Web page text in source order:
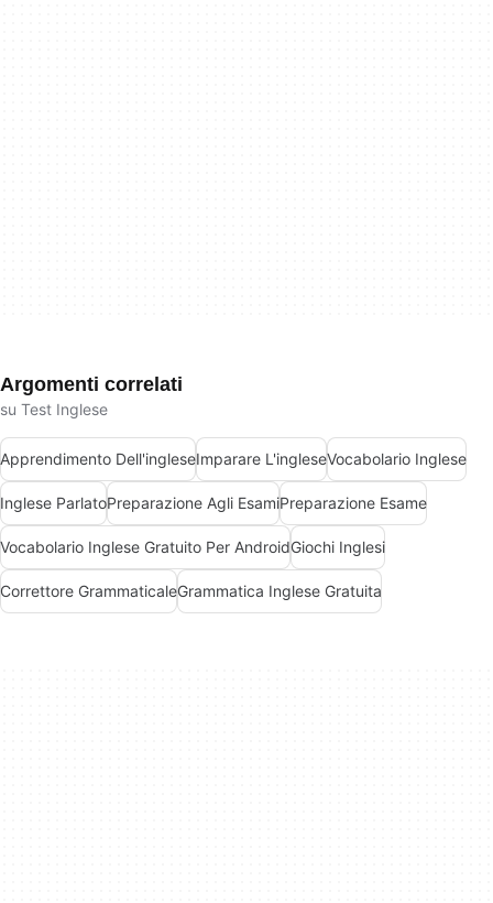
Argomenti correlati
su Test Inglese
Apprendimento Dell'ingleseImparare L'ingleseVocabolario Inglese
Inglese ParlatoPreparazione Agli EsamiPreparazione Esame
Vocabolario Inglese Gratuito Per AndroidGiochi Inglesi
Correttore GrammaticaleGrammatica Inglese Gratuita